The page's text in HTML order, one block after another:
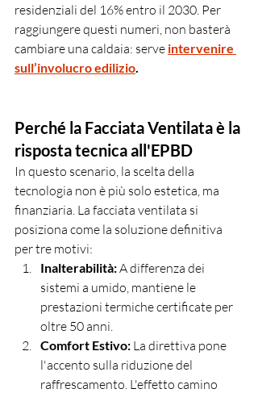
residenziali del 16% entro il 2030. Per
raggiungere questi numeri, non basterà
cambiare una caldaia: serve intervenire
sull’involucro edilizio
Perché la Facciata Ventilata è la
risposta tecnica all'EPBD
In questo scenario, la scelta della
tecnologia non è più solo estetica, ma
finanziaria. La facciata ventilata si
posiziona come la soluzione definitiva
per tre motivi:
Inalterabilità: A differenza dei
sistemi a umido, mantiene le
prestazioni termiche certificate per
oltre 50 anni.
Comfort Estivo: La direttiva pone
l'accento sulla riduzione del
raffrescamento. L'effetto camino